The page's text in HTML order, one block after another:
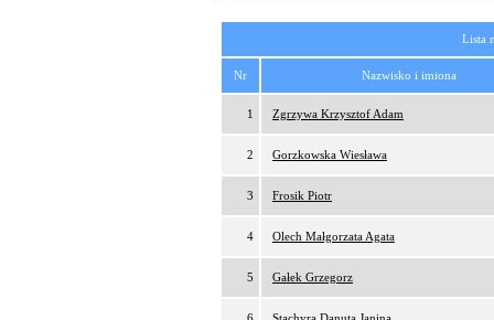
Lista
Nr Nazwisko i imiona
1 Zgrzywa Krzysztof Adam
2 Gorzkowska Wiesława
3 Frosik Piotr
4 Olech Małgorzata Agata
5 Gałek Grzegorz